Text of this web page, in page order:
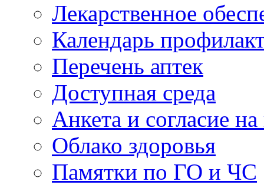
Лекарственное
Календарь
Перечень аптек
Доступная среда
Анкета и согласие
Облако здоровья
Памятки по ГО и ЧС